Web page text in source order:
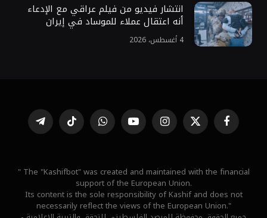
انتشار فيديو من فيلم عراقي مع الإدعاء
أنه اعتقال عملاء للموساد في إيران
4 أغسطس، 2026
فيسبوك X
(Twitter)
الانستغراميوتيوب واتساب تيكتوك تيلقرام
" The "Kashifbot" was created and maintained with the financial
support of the European Union.
Its content is the sole responsibility of Kashif and does not
necessarily reflect the views of the European Union."